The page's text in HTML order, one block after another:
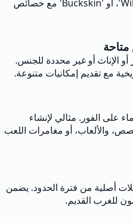
البادئات الكلاسيكية مثل 'Wild'، 'Doc'، أو 'Buckskin' مع خصائص
الإناث أو غير محددة للجنس.
مع تقديم إمكانيات متنوعة.
على الفور. مثالي لإنشاء
والألعاب، أو مغامرات اللعب
أصلية من فترة الحدود. يضمن
للغرب القديم.